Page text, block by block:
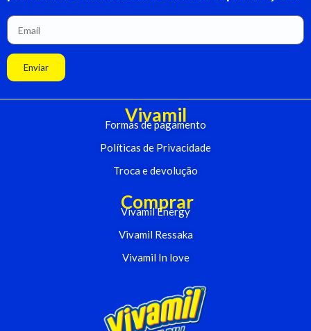
Enviar
Vivamil
Formas de pagamento
Políticas de Privacidade
Troca e devolução
Comprar
Vivamil Energy
Vivamil Ressaka
Vivamil In love